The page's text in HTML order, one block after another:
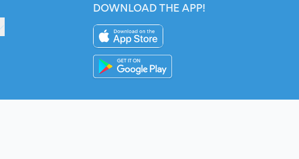
DOWNLOAD THE APP!